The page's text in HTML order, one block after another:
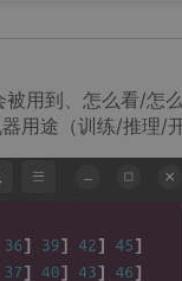
用到、怎么看/怎
用途（训练/推理/